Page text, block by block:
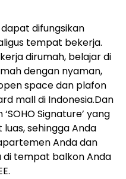
dapat difungsikan
tempat bekerja.
dirumah, belajar di
dengan nyaman,
space dan plafon
mall di Indonesia.Dan
Signature’ yang
sehingga Anda
Anda dan
di tempat balkon Anda